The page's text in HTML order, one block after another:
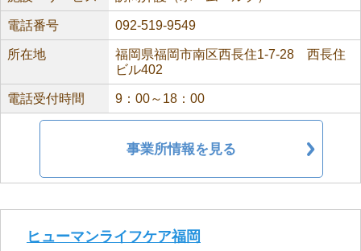
電話番号 092-519-9549
所在地
福岡県福岡市南区西長住1-7-28 西長住
ビル402
電話受付時間 9：00～18：00
事業所情報を見る
ヒューマンライフケア福岡